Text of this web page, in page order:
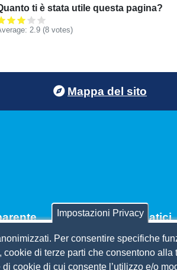
ti è stata utile questa pagina?
2.9 (8 votes)
Mappa del sito
Siti tematici
CSR Piemonte
AlpMed - le
Impostazioni Privacy
Per consentire specifiche
di terze parti che consentono
cookie di cui consente l’utilizzo e/o